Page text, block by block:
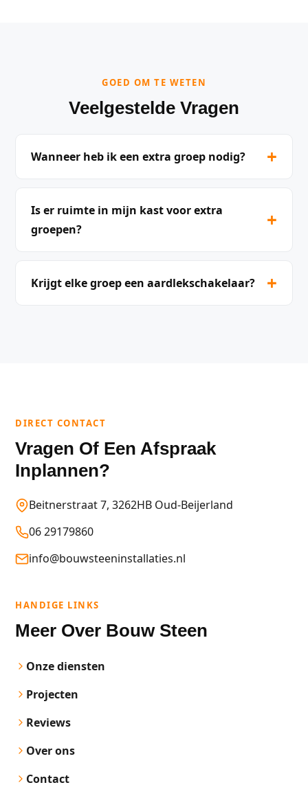
GOED OM TE WETEN
Veelgestelde Vragen
Wanneer heb ik een extra groep nodig? +
Is er ruimte in mijn kast voor extra
groepen?
+
Krijgt elke groep een aardlekschakelaar? +
DIRECT CONTACT
Vragen Of Een Afspraak
Inplannen?
Beitnerstraat 7, 3262HB Oud-Beijerland
06 29179860
info@bouwsteeninstallaties.nl
HANDIGE LINKS
Meer Over Bouw Steen
Onze diensten
Projecten
Reviews
Over ons
Contact